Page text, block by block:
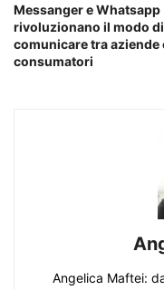
Messanger e Whatsapp
rivoluzionano il modo di
comunicare tra aziende
consumatori
Angelica Maftei: